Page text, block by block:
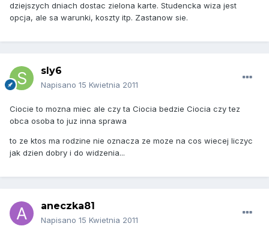
dziejszych dniach dostac zielona karte. Studencka wiza jest
opcja, ale sa warunki, koszty itp. Zastanow sie.
sly6
Napisano 15 Kwietnia 2011
Ciocie to mozna miec ale czy ta Ciocia bedzie Ciocia czy tez
obca osoba to juz inna sprawa
to ze ktos ma rodzine nie oznacza ze moze na cos wiecej liczyc
jak dzien dobry i do widzenia...
aneczka81
Napisano 15 Kwietnia 2011